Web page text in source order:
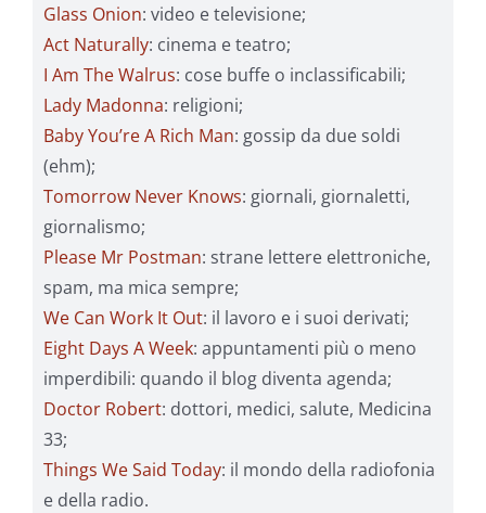
Glass Onion: video e televisione;
Act Naturally: cinema e teatro;
I Am The Walrus: cose buffe o inclassificabili;
Lady Madonna: religioni;
Baby You’re A Rich Man: gossip da due soldi
(ehm);
Tomorrow Never Knows: giornali, giornaletti,
giornalismo;
Please Mr Postman: strane lettere elettroniche,
spam, ma mica sempre;
We Can Work It Out: il lavoro e i suoi derivati;
Eight Days A Week: appuntamenti più o meno
imperdibili: quando il blog diventa agenda;
Doctor Robert: dottori, medici, salute, Medicina
33;
Things We Said Today: il mondo della radiofonia
e della radio.